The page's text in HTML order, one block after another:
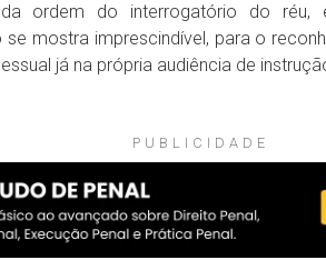
ordem do interrogatório do
mostra imprescindível, para o
já na própria audiência de
PUBLICIDADE